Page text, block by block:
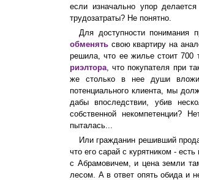
если изначально упор
трудозатраты? Не понятно.
Для доступности понимания
обменять свою квартиру на
решила, что ее жилье стоит 700
риэлтора, что покупателя при
же столько в нее души
потенциального клиента, мы
дабы впоследствии, убив
собственной некомпетенции?
пыталась...
Или гражданин решивший
что его сарай с курятником -
с Абрамовичем, и цена земли
лесом. А в ответ опять обида и